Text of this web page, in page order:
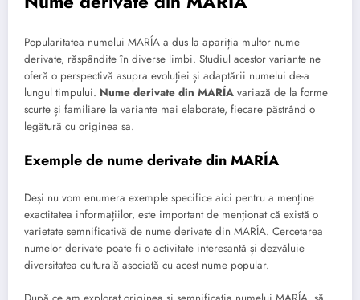
Popularitatea numelui MARÍA a dus la apariția multor nume
derivate, răspândite în diverse limbi. Studiul acestor variante ne
oferă o perspectivă asupra evoluției și adaptării numelui de-a
lungul timpului. Nume derivate din MARÍA variază de la forme
scurte și familiare la variante mai elaborate, fiecare păstrând o
legătură cu originea sa.
Exemple de nume derivate din MARÍA
Deși nu vom enumera exemple specifice aici pentru a menține
exactitatea informațiilor, este important de menționat că există o
varietate semnificativă de nume derivate din MARÍA. Cercetarea
numelor derivate poate fi o activitate interesantă și dezvăluie
diversitatea culturală asociată cu acest nume popular.